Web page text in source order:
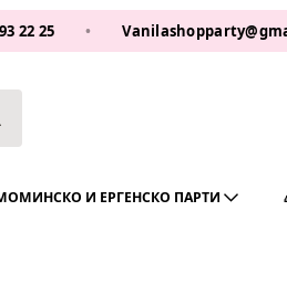
• Vanilashopparty@gmail.com
И ЕРГЕНСКО ПАРТИ